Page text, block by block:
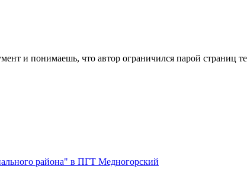
и понимаешь, что автор ограничился парой страниц
района" в ПГТ Медногорский